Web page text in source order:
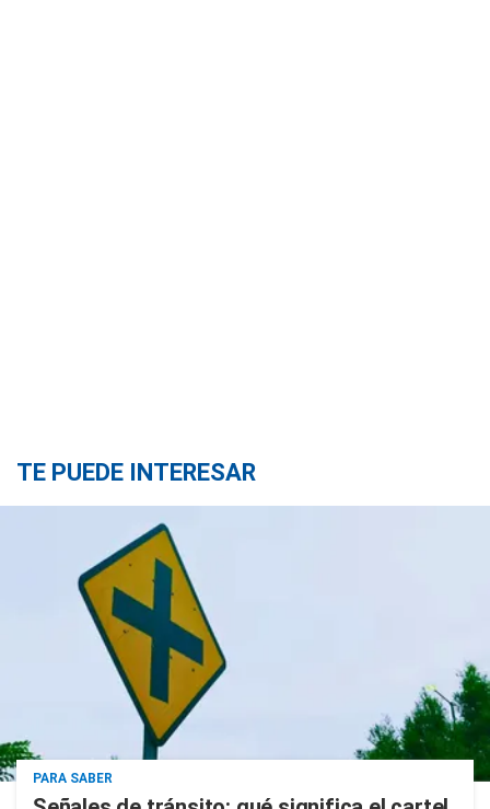
TE PUEDE INTERESAR
PARA SABER